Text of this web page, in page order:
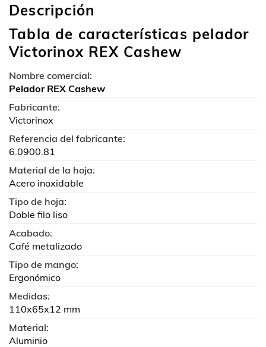
Descripción
Tabla de características pelador
Victorinox REX Cashew
Nombre comercial:
Pelador REX Cashew
Fabricante:
Victorinox
Referencia del fabricante:
6.0900.81
Material de la hoja:
Acero inoxidable
Tipo de hoja:
Doble filo liso
Acabado:
Café metalizado
Tipo de mango:
Ergonómico
Medidas:
110x65x12 mm
Material:
Aluminio